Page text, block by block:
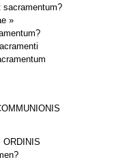
sacramentum?
»
ORDINIS